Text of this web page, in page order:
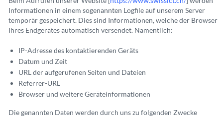
Informationen in einem sogenannten Logfile auf unserem Server
temporär gespeichert. Dies sind Informationen, welche der Browser
Ihres Endgerätes automatisch versendet. Namentlich:
IP-Adresse des kontaktierenden Geräts
Datum und Zeit
URL der aufgerufenen Seiten und Dateien
Referrer-URL
Browser und weitere Geräteinformationen
Die genannten Daten werden durch uns zu folgenden Zwecke